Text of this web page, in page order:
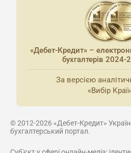
«Дебет-Кредит» –
бухгалтерів 2024-
За версією
«Вибір
© 2012-2026 «Дебет-Кредит»
бухгалтерський портал.